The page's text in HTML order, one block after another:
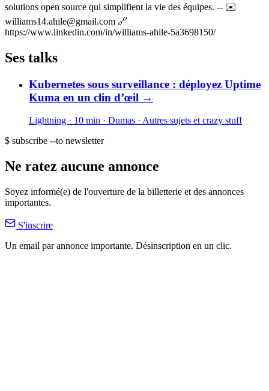
solutions open source qui simplifient la vie des équipes. -- ✉️
williams14.ahile@gmail.com 🔗
https://www.linkedin.com/in/williams-ahile-5a3698150/
Ses talks
Kubernetes sous surveillance : déployez Uptime
Kuma en un clin d’œil →
Lightning · 10 min · Dumas · Autres sujets et crazy stuff
$ subscribe --to newsletter
Ne ratez aucune annonce
Soyez informé(e) de l'ouverture de la billetterie et des annonces
importantes.
S'inscrire
Un email par annonce importante. Désinscription en un clic.